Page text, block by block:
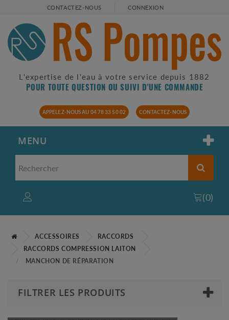
CONTACTEZ-NOUS CONNEXION
L'expertise de l'eau à votre service depuis 1882
POUR TOUTE QUESTION OU SUIVI D'UNE COMMANDE
APPELEZ-NOUS AU 04 78 33 50 02 CONTACTEZ-NOUS
MENU
(0)
ACCESSOIRES
RACCORDS
RACCORDS COMPRESSION LAITON
MANCHON DE RÉPARATION
FILTRER LES PRODUITS